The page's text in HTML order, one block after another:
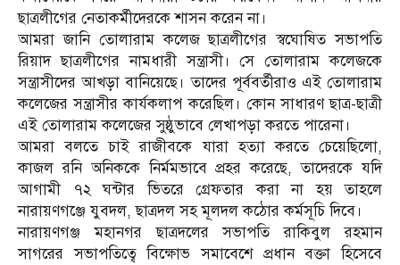
ছাত্রলীগের নেতাকর্মীদেরকে শাসন করেন না।
আমরা জানি তোলারাম কলেজ ছাত্রলীগের স্বঘোষিত সভাপতি
রিয়াদ ছাত্রলীগের নামধারী সন্ত্রাসী। সে তোলারাম কলেজকে
সন্ত্রাসীদের আখড়া বানিয়েছে। তাদের পূর্ববর্তীরাও এই তোলারাম
কলেজের সন্ত্রাসীর কার্যকলাপ করেছিল। কোন সাধারণ ছাত্র-ছাত্রী
এই তোলারাম কলেজের সুষ্ঠুভাবে লেখাপড়া করতে পারেনা।
আমরা বলতে চাই রাজীবকে যারা হত্যা করতে চেয়েছিলো,
কাজল রনি অনিককে নির্মমভাবে প্রহর করেছে, তাদেরকে যদি
আগামী ৭২ ঘন্টার ভিতরে গ্রেফতার করা না হয় তাহলে
নারায়ণগঞ্জে যুবদল, ছাত্রদল সহ মূলদল কঠোর কর্মসূচি দিবে।
নারায়ণগঞ্জ মহানগর ছাত্রদলের সভাপতি রাকিবুল রহমান
সাগরের সভাপতিত্বে বিক্ষোভ সমাবেশে প্রধান বক্তা হিসেবে